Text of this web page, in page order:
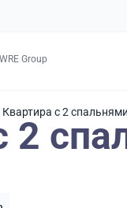
WRE Group
Квартира с 2
2